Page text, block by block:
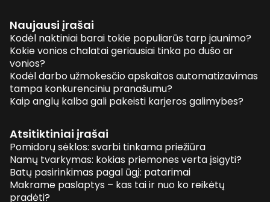
Naujausi įrašai
Kodėl naktiniai barai tokie populiarūs tarp jaunimo?
Kokie vonios chalatai geriausiai tinka po dušo ar
vonios?
Kodėl darbo užmokesčio apskaitos automatizavimas
tampa konkurenciniu pranašumu?
Kaip anglų kalba gali pakeisti karjeros galimybes?
Atsitiktiniai įrašai
Pomidorų sėklos: svarbi tinkama priežiūra
Namų tvarkymas: kokias priemones verta įsigyti?
Batų pasirinkimas pagal ūgį: patarimai
Makrame paslaptys – kas tai ir nuo ko reikėtų
pradėti?